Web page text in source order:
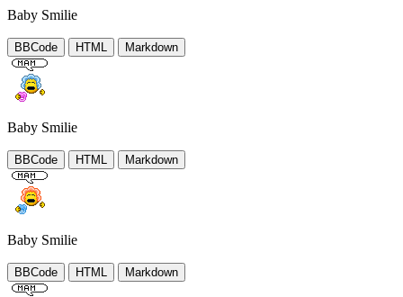
Baby Smilie
BBCode HTML Markdown
Baby Smilie
BBCode HTML Markdown
Baby Smilie
BBCode HTML Markdown